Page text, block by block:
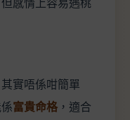
實唔係咁簡單
富貴命格 ，適合